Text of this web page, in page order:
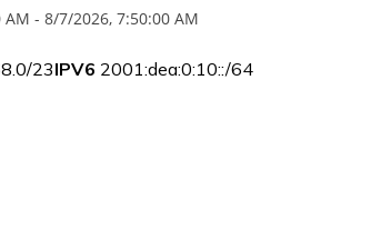
- 8/7/2026, 7:50:00 AM
23IPV6 2001:dea:0:10::/64